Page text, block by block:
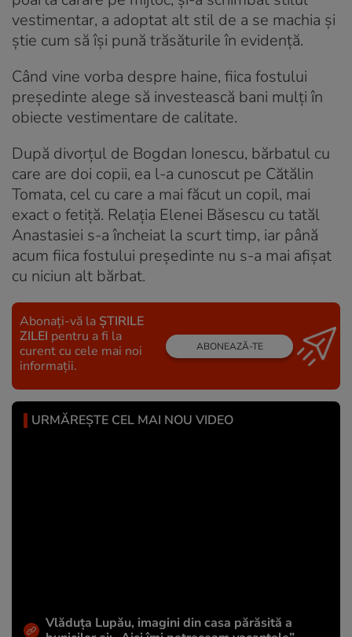
vestimentar, a adoptat alt stil de a se machia și
știe cum să își pună trăsăturile în evidență.
Când vine vorba despre haine, fiica fostului
președinte alege să investească bani mulți în
obiecte vestimentare de calitate.
După divorțul de Bogdan Ionescu, bărbatul cu
care are doi copii, ea l-a cunoscut pe Cătălin
Tomata, cel cu care a mai făcut un copil, mai
exact o fetiță. Relația Elenei Băsescu cu tatăl
Anastasiei s-a încheiat la scurt timp, iar până
acum fiica fostului președinte nu s-a mai afișat
cu niciun alt bărbat.
Abonați-vă la ȘTIRILE
ZILEI pentru a fi la
curent cu cele mai noi
informații.
ABONEAZĂ-TE
URMĂREȘTE CEL MAI NOU VIDEO
Vlăduța Lupău, imagini din casa părăsită a